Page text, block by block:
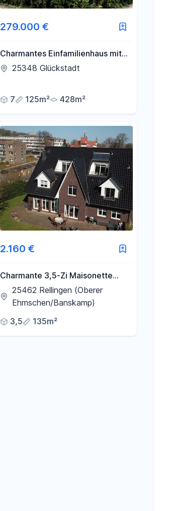
279.000 €
Charmantes Einfamilienhaus mit
Garten in begehrter Wohnlage
25348 Glückstadt
7 125m² 428m²
2.160 €
Charmante 3,5-Zi Maisonette
Wohnung in idyllischer Lage
25462 Rellingen (Oberer
Ehmschen/Banskamp)
3,5
135m²